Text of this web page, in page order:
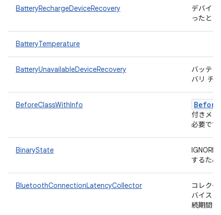
BatteryRechargeDeviceRecovery
デバイ
ったと
BatteryTemperature
BatteryUnavailableDeviceRecovery
バッテ
バリ チ
BeforeClassWithInfo Before
付きメ
必要で
BinaryState
IGNORE
するた
BluetoothConnectionLatencyCollector
コレク
バイス
続期間